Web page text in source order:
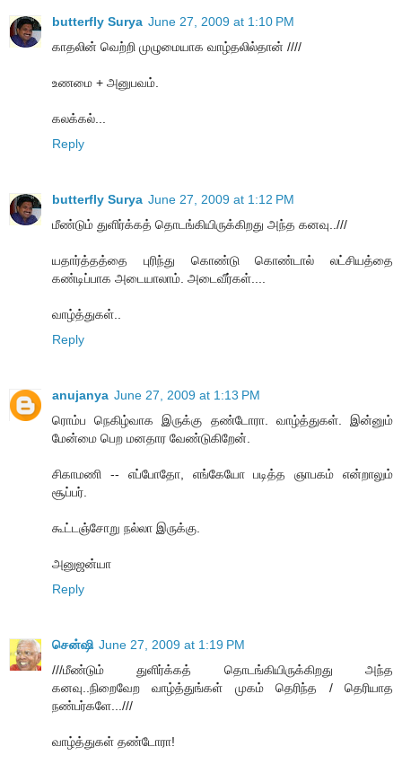
butterfly Surya June 27, 2009 at 1:10 PM
காதலின் வெற்றி முழுமையாக வாழ்தலில்தான் ////
உணமை + அனுபவம்.
கலக்கல்...
Reply
butterfly Surya June 27, 2009 at 1:12 PM
மீண்டும் துளிர்க்கத் தொடங்கியிருக்கிறது அந்த கனவு..///
யதார்த்தத்தை புரிந்து கொண்டு கொண்டால் லட்சியத்தை
கண்டிப்பாக அடையாலாம். அடைவீர்கள்....
வாழ்த்துகள்..
Reply
anujanya June 27, 2009 at 1:13 PM
ரொம்ப நெகிழ்வாக இருக்கு தண்டோரா. வாழ்த்துகள். இன்னும்
மேன்மை பெற மனதார வேண்டுகிறேன்.
சிகாமணி -- எப்போதோ, எங்கேயோ படித்த ஞாபகம் என்றாலும்
சூப்பர்.
கூட்டஞ்சோறு நல்லா இருக்கு.
அனுஜன்யா
Reply
சென்ஷி June 27, 2009 at 1:19 PM
///மீண்டும் துளிர்க்கத் தொடங்கியிருக்கிறது அந்த
கனவு..நிறைவேற வாழ்த்துங்கள் முகம் தெரிந்த / தெரியாத
நண்பர்களே...///
வாழ்த்துகள் தண்டோரா!